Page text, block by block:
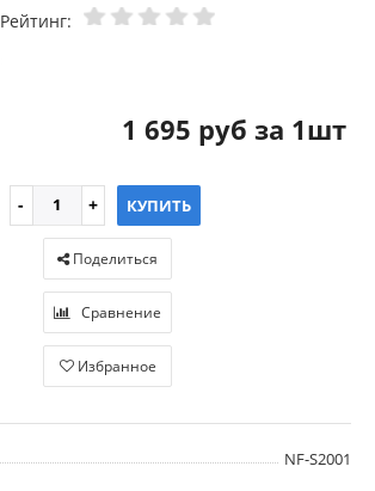
Рейтинг:
1 695 руб за 1шт
КУПИТЬ
Поделиться
Сравнение
Избранное
NF-S2001